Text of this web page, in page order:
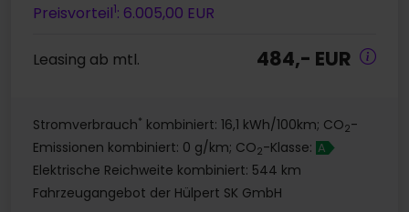
Preisvorteil1: 6.005,00 EUR
Leasing ab mtl. 484,- EUR
Stromverbrauch* kombiniert: 16,1 kWh/100km; CO2-
Emissionen kombiniert: 0 g/km; CO2-Klasse: A
Elektrische Reichweite kombiniert: 544 km
Fahrzeugangebot der Hülpert SK GmbH